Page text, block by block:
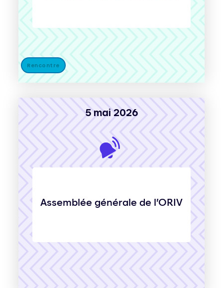
Rencontre
5 mai 2026
Assemblée générale de l’ORIV